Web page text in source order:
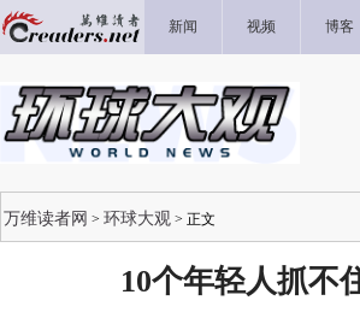
新闻 视频 博客
万维读者网 > 环球大观 > 正文
10个年轻人抓不